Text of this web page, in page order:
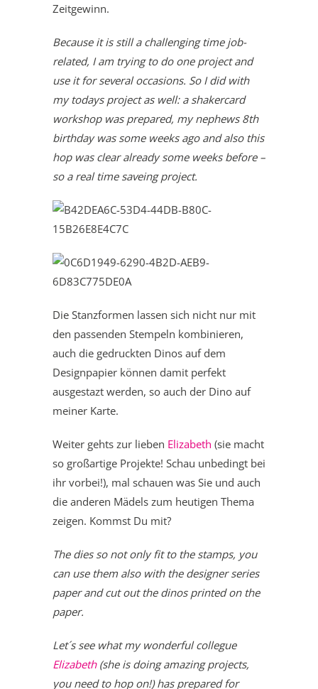
Zeitgewinn.
Because it is still a challenging time job-
related, I am trying to do one project and
use it for several occasions. So I did with
my todays project as well: a shakercard
workshop was prepared, my nephews 8th
birthday was some weeks ago and also this
hop was clear already some weeks before –
so a real time saveing project.
Die Stanzformen lassen sich nicht nur mit
den passenden Stempeln kombinieren,
auch die gedruckten Dinos auf dem
Designpapier können damit perfekt
ausgestazt werden, so auch der Dino auf
meiner Karte.
Weiter gehts zur lieben Elizabeth (sie macht
so großartige Projekte! Schau unbedingt bei
ihr vorbei!), mal schauen was Sie und auch
die anderen Mädels zum heutigen Thema
zeigen. Kommst Du mit?
The dies so not only fit to the stamps, you
can use them also with the designer series
paper and cut out the dinos printed on the
paper.
Let´s see what my wonderful collegue
Elizabeth(she is doing amazing projects,
you need to hop on!) has prepared for